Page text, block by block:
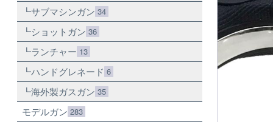
サブマシンガン 34
ショットガン 36
ランチャー 13
ハンドグレネード 6
海外製ガスガン 35
モデルガン 283